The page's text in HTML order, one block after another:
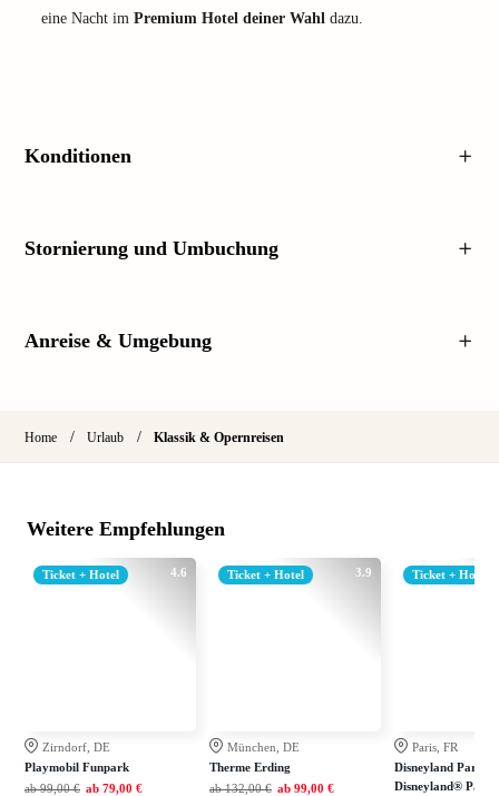
eine Nacht im Premium Hotel deiner Wahl dazu.
Konditionen
Stornierung und Umbuchung
Anreise & Umgebung
Home / Urlaub / Klassik & Opernreisen
Weitere Empfehlungen
4.6
Ticket + Hotel
Zirndorf, DE
Playmobil Funpark
ab 99,00 € ab 79,00 €
3.9
Ticket + Hotel
München, DE
Therme Erding
ab 132,00 € ab 99,00 €
Ticket + Hotel
Paris, FR
Disneyland Paris:
Disneyland® Park